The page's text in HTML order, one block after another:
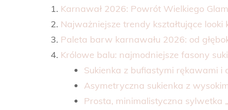
Karnawał 2026: Powrót Wielkiego
Najważniejsze trendy kształtujące
Paleta barw karnawału 2026: od
Królowe balu: najmodniejsze fasony
Sukienka z bufiastymi rękawami i
Asymetryczna sukienka z
Prosta, minimalistyczna sylwetka